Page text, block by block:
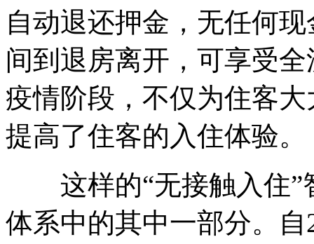
自动退还押金，无任何
间到退房离开，可享受
疫情阶段，不仅为住客
提高了住客的入住体验。
这样的“无接触入住”
体系中的其中一部分。